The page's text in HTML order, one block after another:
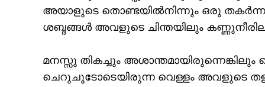
അയാളുടെ തൊണ്ടയില്‍നിന്നും ഒരു തകര്‍ന്ന
ശബ്ദങ്ങള്‍ അവളുടെ ചിന്തയിലും
മനസ്സു തികച്ചും
ചെറുചൂടോടെയിരുന്ന വെള്ളം അവളുടെ